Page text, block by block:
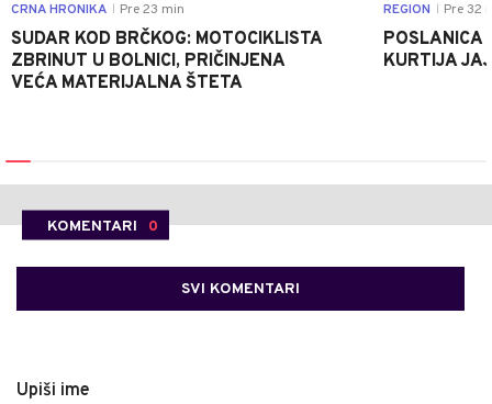
CRNA HRONIKA Pre 23 min
SUDAR KOD BRČKOG: MOTOCIKLISTA
ZBRINUT U BOLNICI, PRIČINJENA
VEĆA MATERIJALNA ŠTETA
REGION Pre 32
POSLANICA
KURTIJA
KOMENTARI 0
SVI KOMENTARI
Upiši ime